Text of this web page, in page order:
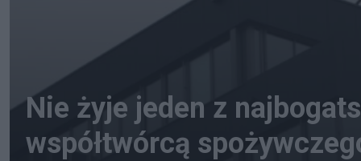
Nie żyje jeden z
współtwórcą